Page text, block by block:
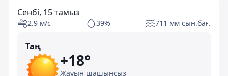
Сенбі, 15 тамыз
2.9 м/с 39% 711 мм сын.бағ.
Таң
+18°
Жауын шашынсыз